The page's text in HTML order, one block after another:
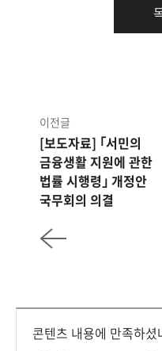
이전글
[보도자료] ｢서민의
금융생활 지원에 관한
법률 시행령｣ 개정안
국무회의 의결
콘텐츠 내용에 만족하셨